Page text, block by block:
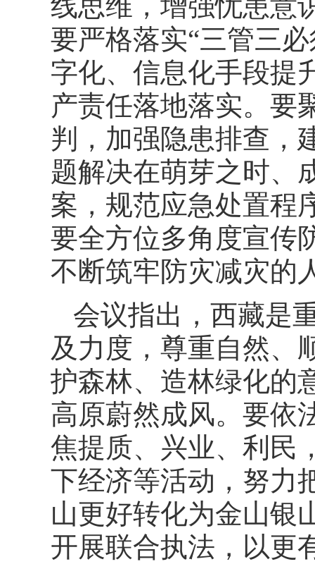
要严格落实“三管三
字化、信息化手段提
产责任落地落实。要
判，加强隐患排查，
题解决在萌芽之时、
案，规范应急处置程
要全方位多角度宣传
不断筑牢防灾减灾的
会议指出，西藏是
及力度，尊重自然、
护森林、造林绿化的
高原蔚然成风。要依
焦提质、兴业、利民
下经济等活动，努力
山更好转化为金山银
开展联合执法，以更